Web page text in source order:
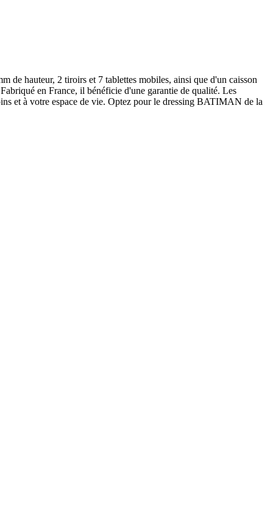
de hauteur, 2 tiroirs et 7 tablettes mobiles, ainsi que d'un caisson
en France, il bénéficie d'une garantie de qualité. Les
et à votre espace de vie. Optez pour le dressing BATIMAN de la